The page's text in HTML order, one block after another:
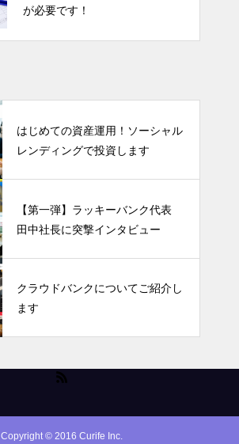
が必要です！
はじめての資産運用！ソーシャル
レンディングで投資します
【第一弾】ラッキーバンク代表
田中社長に突撃インタビュー
クラウドバンクについてご紹介し
ます
Copyright © 2016 Curife Inc.